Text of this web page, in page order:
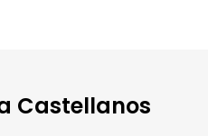
Castellanos